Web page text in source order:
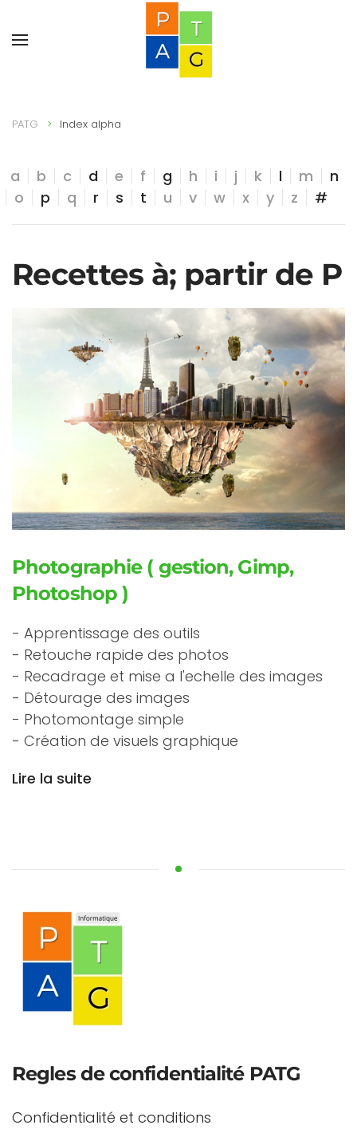
PATG Index alpha
a b c d e f g h i j k l m
n
o
p q r s t u v w x y z #
Recettes à; partir de P
Photographie ( gestion, Gimp,
Photoshop )
- Apprentissage des outils
- Retouche rapide des photos
- Recadrage et mise a l'echelle des images
- Détourage des images
- Photomontage simple
- Création de visuels graphique
Lire la suite
Regles de confidentialité PATG
Confidentialité et conditions